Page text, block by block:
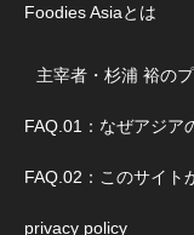
Foodies Asiaとは
主宰者・杉浦 裕の
FAQ.01：なぜアジア
FAQ.02：このサイト
privacy policy